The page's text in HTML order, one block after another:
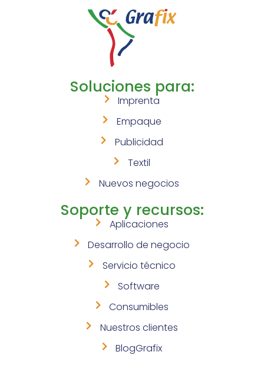
Soluciones para:
Imprenta
Empaque
Publicidad
Textil
Nuevos negocios
Soporte y recursos:
Aplicaciones
Desarrollo de negocio
Servicio técnico
Software
Consumibles
Nuestros clientes
BlogGrafix